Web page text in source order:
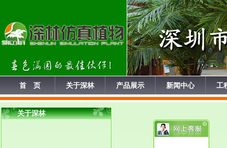
首 页 关于深林 产品展示 新闻中心 工
关于深林